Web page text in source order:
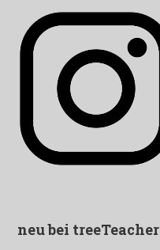
neu bei treeTeacher